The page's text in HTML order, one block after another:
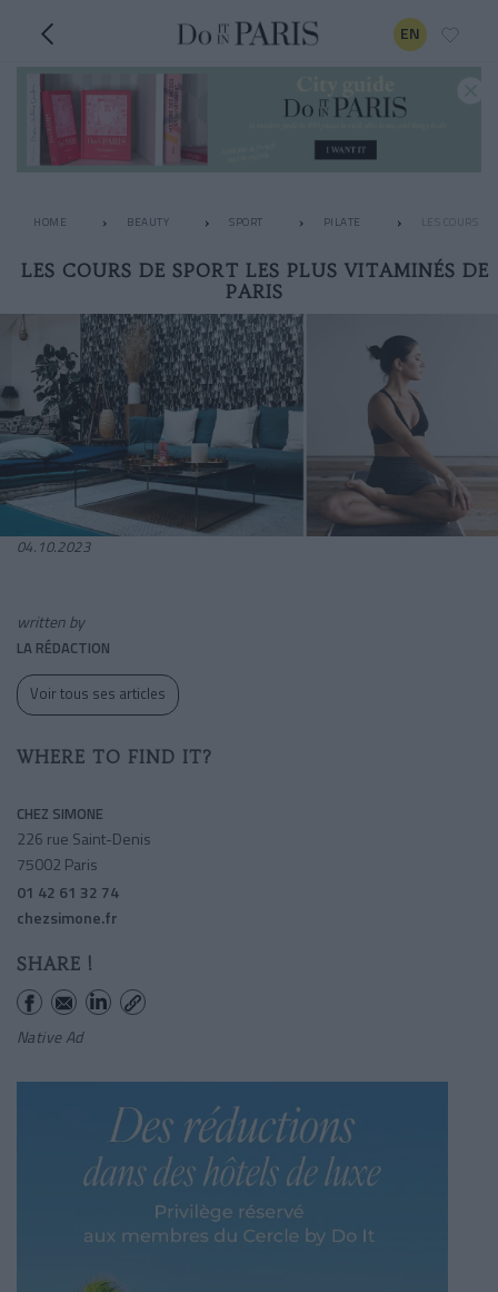
EN
HOME BEAUTY SPORT PILATE
LES COURS DE SPORT LES PLUS VITAMINÉS DE
PARIS
04.10.2023
written by
LA RÉDACTION
Voir tous ses articles
WHERE TO FIND IT?
CHEZ SIMONE
226 rue Saint-Denis
75002 Paris
01 42 61 32 74
chezsimone.fr
SHARE !
Native Ad